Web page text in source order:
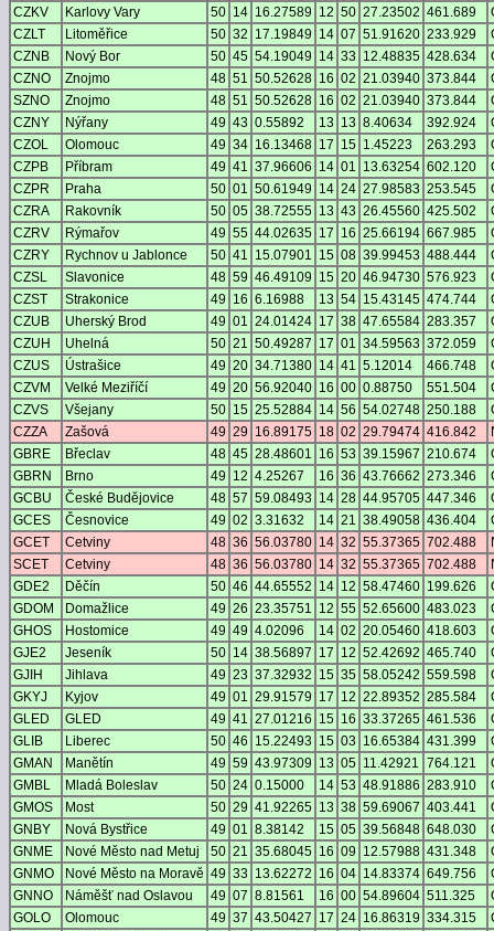
CZKV
Karlovy Vary 50 14 16.27589 12 50 27.23502 461.689
CZLT
Litoměřice 50 32 17.19849 14 07 51.91620 233.929
CZNB
Nový Bor 50 45 54.19049 14 33 12.48835 428.634
CZNO
Znojmo 48 51 50.52628 16 02 21.03940 373.844
SZNO
Znojmo 48 51 50.52628 16 02 21.03940 373.844
CZNY
Nýřany 49 43 0.55892 13 13 8.40634 392.924
CZOL
Olomouc 49 34 16.13468 17 15 1.45223 263.293
CZPB
Příbram 49 41 37.96606 14 01 13.63254 602.120
CZPR
Praha 50 01 50.61949 14 24 27.98583 253.545
CZRA
Rakovník 50 05 38.72555 13 43 26.45560 425.502
CZRV
Rýmařov 49 55 44.02635 17 16 25.66194 667.985
CZRY
Rychnov u Jablonce 50 41 15.07901 15 08 39.99453 488.444
CZSL
Slavonice 48 59 46.49109 15 20 46.94730 576.923
CZST
Strakonice 49 16 6.16988 13 54 15.43145 474.744
CZUB
Uherský Brod 49 01 24.01424 17 38 47.65584 283.357
CZUH
Uhelná 50 21 50.49287 17 01 34.59563 372.059
CZUS
Ústrašice 49 20 34.71380 14 41 5.12014 466.748
CZVM
Velké Meziříčí 49 20 56.92040 16 00 0.88750 551.504
CZVS
Všejany 50 15 25.52884 14 56 54.02748 250.188
CZZA
Zašová 49 29 16.89175 18 02 29.79474 416.842
GBRE
Břeclav 48 45 28.48601 16 53 39.15967 210.674
GBRN
Brno 49 12 4.25267 16 36 43.76662 273.346
GCBU
České Budějovice 48 57 59.08493 14 28 44.95705 447.346
GCES
Česnovice 49 02 3.31632 14 21 38.49058 436.404
GCET
Cetviny 48 36 56.03780 14 32 55.37365 702.488
SCET
Cetviny 48 36 56.03780 14 32 55.37365 702.488
GDE2
Děčín 50 46 44.65552 14 12 58.47460 199.626
GDOM
Domažlice 49 26 23.35751 12 55 52.65600 483.023
GHOS
Hostomice 49 49 4.02096 14 02 20.05460 418.603
GJE2
Jeseník 50 14 38.56897 17 12 52.42692 465.740
GJIH
Jihlava 49 23 37.32932 15 35 58.05242 559.598
GKYJ
Kyjov 49 01 29.91579 17 12 22.89352 285.584
GLED
GLED 49 41 27.01216 15 16 33.37265 461.536
GLIB
Liberec 50 46 15.22493 15 03 16.65384 431.399
GMAN
Manětín 49 59 43.97309 13 05 11.42921 764.121
GMBL
Mladá Boleslav 50 24 0.15000 14 53 48.91886 283.910
GMOS
Most 50 29 41.92265 13 38 59.69067 403.441
GNBY
Nová Bystřice 49 01 8.38142 15 05 39.56848 648.030
GNME
Nové Město nad Metuj 50 21 35.68045 16 09 12.57988 431.348
GNMO
Nové Město na Moravě 49 33 13.62272 16 04 14.83374 649.756
GNNO
Náměšť nad Oslavou 49 07 8.81561 16 00 54.89604 511.325
GOLO
Olomouc 49 37 43.50427 17 24 16.86319 334.315